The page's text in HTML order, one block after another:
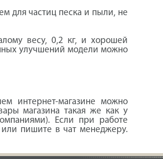
для частиц песка и пыли, не
весу, 0,2 кг, и хорошей
улучшений модели можно
интернет-магазине можно
магазина такая же как у
Если при работе
или пишите в чат менеджеру.